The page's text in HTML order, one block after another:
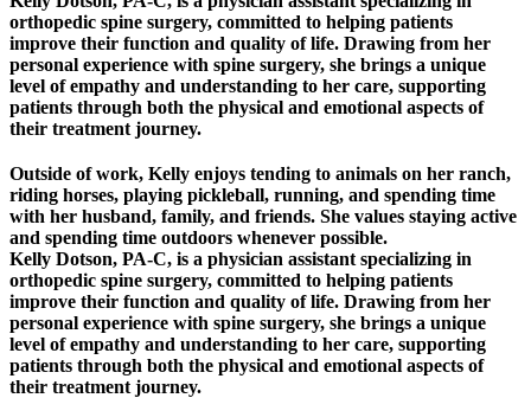
orthopedic spine surgery, committed to helping patients
improve their function and quality of life. Drawing from her
personal experience with spine surgery, she brings a unique
level of empathy and understanding to her care, supporting
patients through both the physical and emotional aspects of
their treatment journey.
Outside of work, Kelly enjoys tending to animals on her ranch,
riding horses, playing pickleball, running, and spending time
with her husband, family, and friends. She values staying active
and spending time outdoors whenever possible.
Kelly Dotson, PA-C, is a physician assistant specializing in
orthopedic spine surgery, committed to helping patients
improve their function and quality of life. Drawing from her
personal experience with spine surgery, she brings a unique
level of empathy and understanding to her care, supporting
patients through both the physical and emotional aspects of
their treatment journey.